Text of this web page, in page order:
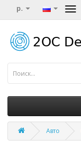
р.
Авто